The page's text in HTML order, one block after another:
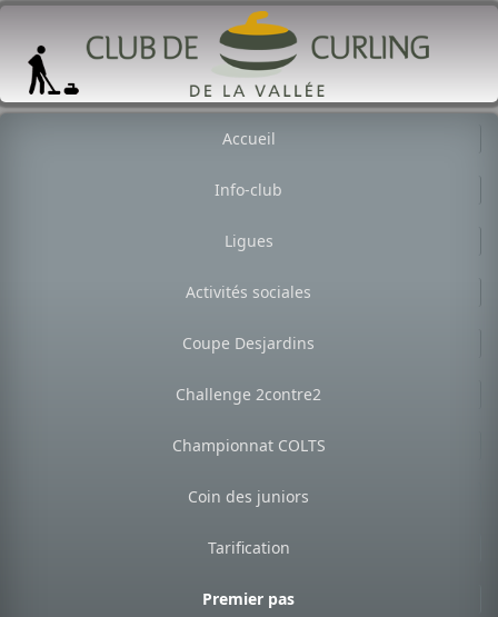
Accueil
Info-club
Ligues
Activités sociales
Coupe Desjardins
Challenge 2contre2
Championnat COLTS
Coin des juniors
Tarification
Premier pas